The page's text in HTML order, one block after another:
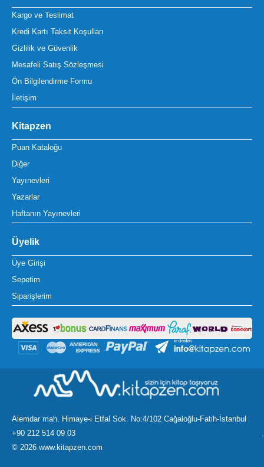
Kargo ve Teslimat
Kredi Kartı Taksit Koşulları
Gizlilik ve Güvenlik
Mesafeli Satış Sözleşmesi
Ön Bilgilendirme Formu
İletişim
Kitapzen
Puan Kataloğu
Diğer
Yayınevleri
Yazarlar
Haftanın Yayınevleri
Üyelik
Üye Girişi
Sepetim
Siparişlerim
Alemdar mah. Himaye-i Etfal Sok. No:4/102 Cağaloğlu-Fatih-İstanbul
+90 212 514 09 03
© 2026 www.kitapzen.com